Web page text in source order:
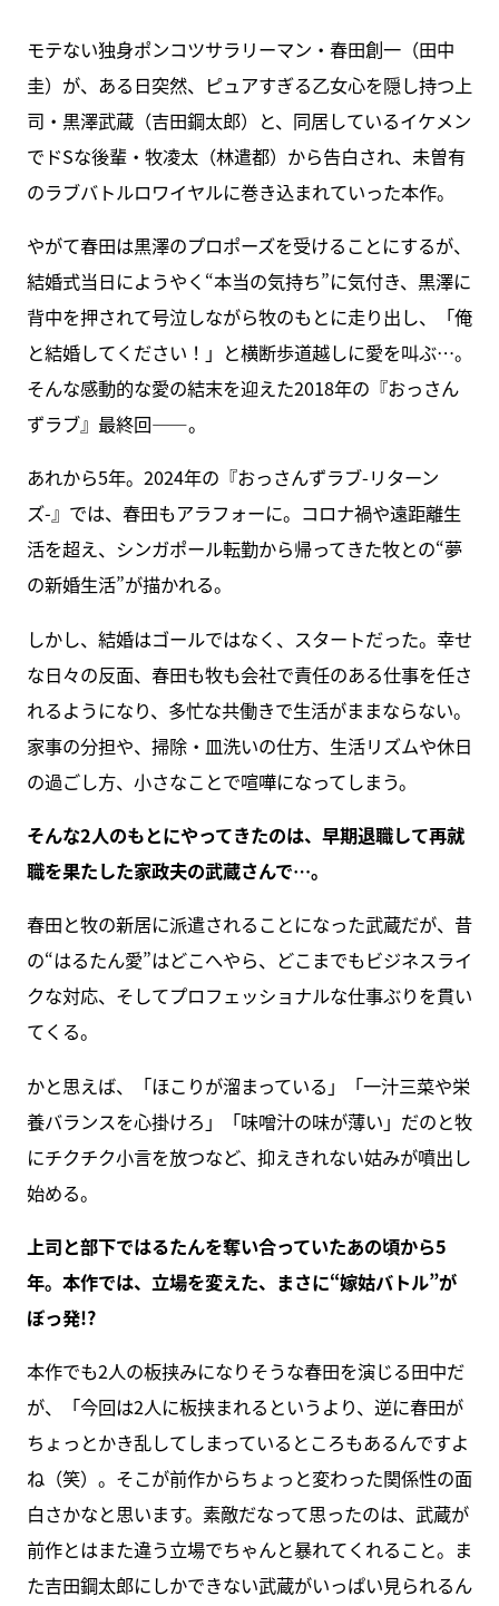
モテない独身ポンコツサラリーマン・春田創一（田中
圭）が、ある日突然、ピュアすぎる乙女心を隠し持つ上
司・黒澤武蔵（吉田鋼太郎）と、同居しているイケメン
でドSな後輩・牧凌太（林遣都）から告白され、未曽有
のラブバトルロワイヤルに巻き込まれていった本作。
やがて春田は黒澤のプロポーズを受けることにするが、
結婚式当日にようやく“本当の気持ち”に気付き、黒澤に
背中を押されて号泣しながら牧のもとに走り出し、「俺
と結婚してください！」と横断歩道越しに愛を叫ぶ…。
そんな感動的な愛の結末を迎えた2018年の『おっさん
ずラブ』最終回――。
あれから5年。2024年の『おっさんずラブ-リターン
ズ-』では、春田もアラフォーに。コロナ禍や遠距離生
活を超え、シンガポール転勤から帰ってきた牧との“夢
の新婚生活”が描かれる。
しかし、結婚はゴールではなく、スタートだった。幸せ
な日々の反面、春田も牧も会社で責任のある仕事を任さ
れるようになり、多忙な共働きで生活がままならない。
家事の分担や、掃除・皿洗いの仕方、生活リズムや休日
の過ごし方、小さなことで喧嘩になってしまう。
そんな2人のもとにやってきたのは、早期退職して再就
職を果たした家政夫の武蔵さんで…。
春田と牧の新居に派遣されることになった武蔵だが、昔
の“はるたん愛”はどこへやら、どこまでもビジネスライ
クな対応、そしてプロフェッショナルな仕事ぶりを貫い
てくる。
かと思えば、「ほこりが溜まっている」「一汁三菜や栄
養バランスを心掛けろ」「味噌汁の味が薄い」だのと牧
にチクチク小言を放つなど、抑えきれない姑みが噴出し
始める。
上司と部下ではるたんを奪い合っていたあの頃から5
年。本作では、立場を変えた、まさに“嫁姑バトル”が
ぼっ発!?
本作でも2人の板挟みになりそうな春田を演じる田中だ
が、「今回は2人に板挟まれるというより、逆に春田が
ちょっとかき乱してしまっているところもあるんですよ
ね（笑）。そこが前作からちょっと変わった関係性の面
白さかなと思います。素敵だなって思ったのは、武蔵が
前作とはまた違う立場でちゃんと暴れてくれること。ま
た吉田鋼太郎にしかできない武蔵がいっぱい見られるん